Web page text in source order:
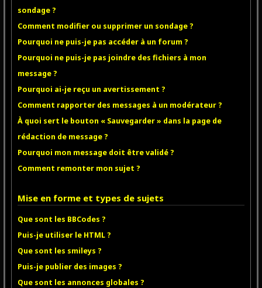
sondage ?
Comment modifier ou supprimer un sondage ?
Pourquoi ne puis-je pas accéder à un forum ?
Pourquoi ne puis-je pas joindre des fichiers à mon
message ?
Pourquoi ai-je reçu un avertissement ?
Comment rapporter des messages à un modérateur ?
À quoi sert le bouton « Sauvegarder » dans la page de
rédaction de message ?
Pourquoi mon message doit être validé ?
Comment remonter mon sujet ?
Mise en forme et types de sujets
Que sont les BBCodes ?
Puis-je utiliser le HTML ?
Que sont les smileys ?
Puis-je publier des images ?
Que sont les annonces globales ?